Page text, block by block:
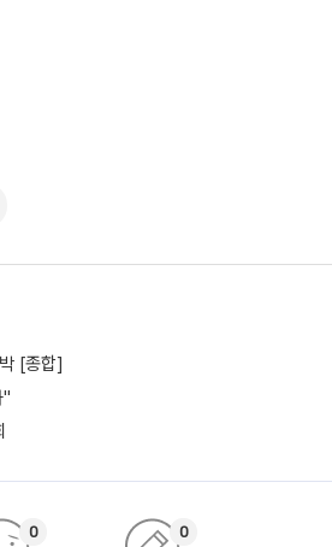
[종합]
"
0 0